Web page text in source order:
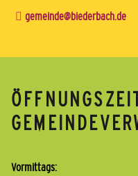
gemeinde@biederbach.de
Vormittags: